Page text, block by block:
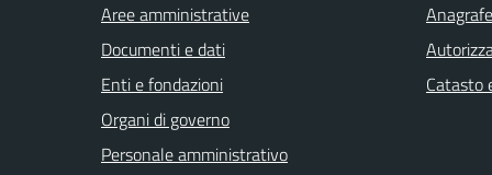
Aree amministrative
Documenti e dati
Enti e fondazioni
Organi di governo
Personale amministrativo
Catasto